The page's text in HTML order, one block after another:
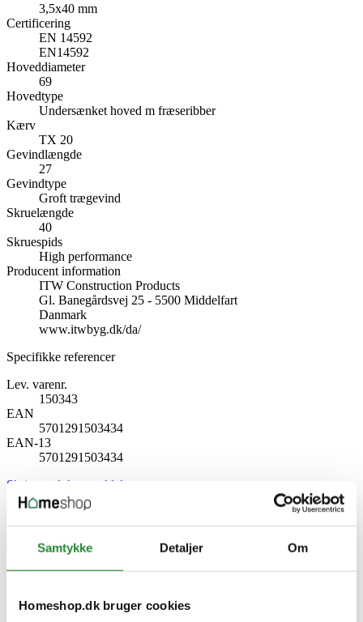
Samtykke Detaljer Om
Homeshop.dk bruger cookies
3,5x40 mm
Certificering
EN 14592
EN14592
Hoveddiameter
69
Hovedtype
Undersænket hoved m fræseribber
Kærv
TX 20
Gevindlængde
27
Gevindtype
Groft trægevind
Skruelængde
40
Skruespids
High performance
Producent information
ITW Construction Products
Gl. Banegårdsvej 25 - 5500 Middelfart
Danmark
www.itwbyg.dk/da/
Specifikke referencer
Lev. varenr.
150343
EAN
5701291503434
EAN-13
5701291503434
Skriv produktanmeldelse
Ingen kundeanmeldelser for øjeblikket
ITW SPUN®+, Elforzinket - Universalskrue - 3,5 x 40
- 150343